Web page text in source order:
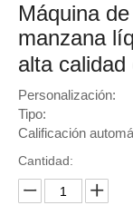
Máquina
manzana
alta
Personalización:
Tipo:
Calificación
Cantidad: